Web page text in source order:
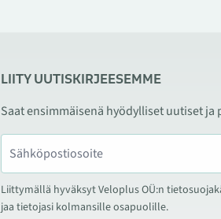
LIITY UUTISKIRJEESEMME
Saat ensimmäisenä hyödylliset uutiset
Liittymällä hyväksyt Veloplus OÜ:n
jaa tietojasi kolmansille osapuolille.